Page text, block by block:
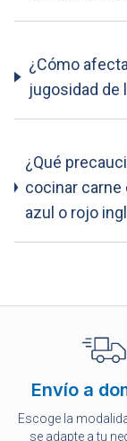
¿Cómo
jugosidad de
¿Qué
cocinar
azul o rojo
Envío a
Escoge la
se adapte a tu